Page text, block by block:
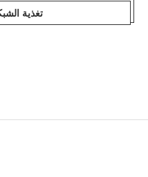
تغذية